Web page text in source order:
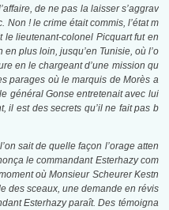
de ne pas la laisser s’aggrav
! le crime était commis, l’état m
le lieutenant-colonel Picquart fut en
plus loin, jusqu’en Tunisie, où l’o
en le chargeant d’une mission qu
parages où le marquis de Morès a
général Gonse entretenait avec lui
il est des secrets qu’il ne fait pas b
sait de quelle façon l’orage atten
le commandant Esterhazy com
où Monsieur Scheurer Kestn
des sceaux, une demande en révis
Esterhazy paraît. Des témoigna